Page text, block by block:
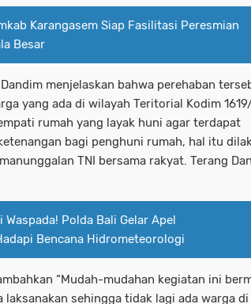
Karangasem Siap Fasilitasi Peresmian
Besar
menjelaskan bahwa perehaban
yang ada di wilayah Teritorial Kodim
rumah yang layak huni agar terdapat
bagi penghuni rumah, hal itu
TNI bersama rakyat. Terang
Waspada! Polda Bali Gelar Apel
Bencana Hidrometeorologi
“Mudah-mudahan kegiatan ini
sehingga tidak lagi ada warga